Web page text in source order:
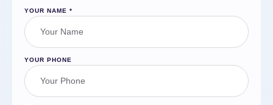
YOUR NAME *
YOUR PHONE